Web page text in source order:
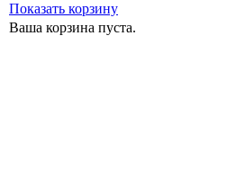
Показать корзину
Ваша корзина пуста.